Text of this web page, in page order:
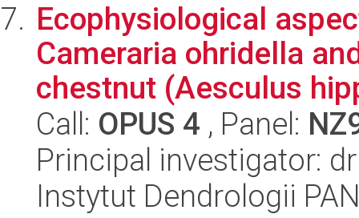
Ecophysiological
Cameraria ohridella
chestnut (Aesculus
Call: OPUS 4 , Panel:
Principal investigator:
Instytut Dendrologii